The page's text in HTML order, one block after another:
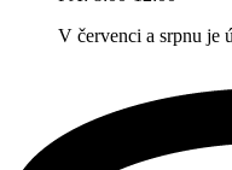
V červenci a srpnu je